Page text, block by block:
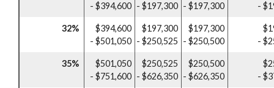
- $394,600 - $197,300 - $197,300
-
32%
$394,600
- $501,050
$197,300
- $250,525
$197,300
- $250,500
-
35%
$501,050
- $751,600
$250,525
- $626,350
$250,500
- $626,350
-